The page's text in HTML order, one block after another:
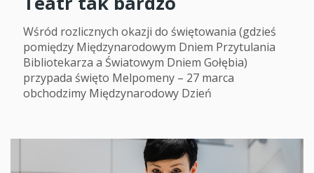
Wśród rozlicznych okazji do świętowania (gdzieś
pomiędzy Międzynarodowym Dniem Przytulania
Bibliotekarza a Światowym Dniem Gołębia)
przypada święto Melpomeny – 27 marca
obchodzimy Międzynarodowy Dzień